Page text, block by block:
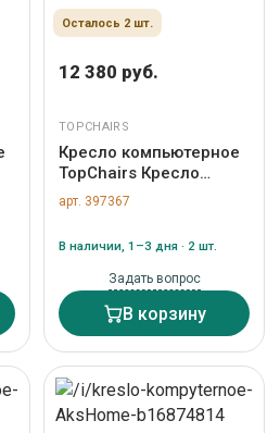
Осталось 2 шт.
12 380 руб.
TOPCHAIRS
Кресло компьютерное
TopChairs Кресло
TopChairs Mila розовый
арт. УТ000041458
арт. 397367
В наличии, 1–3 дня · 2 шт.
Задать вопрос
В корзину